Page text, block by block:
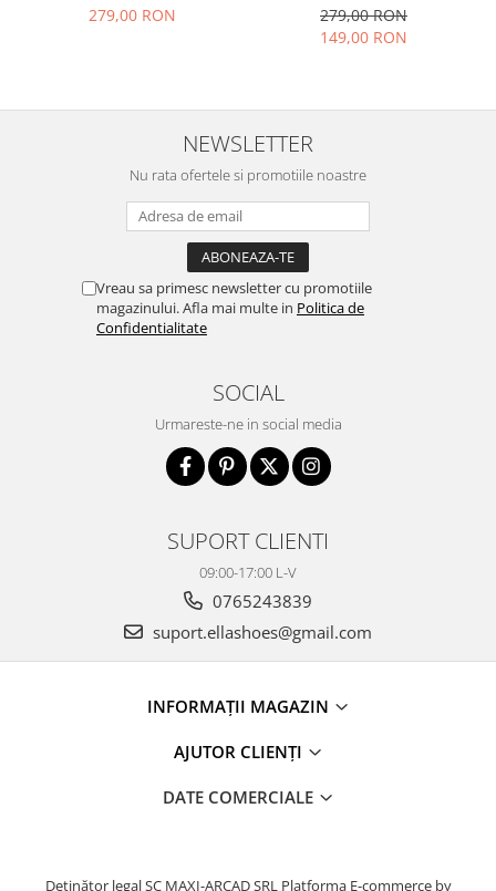
279,00 RON
279,00 RON
149,00 RON
NEWSLETTER
Nu rata ofertele si promotiile noastre
Vreau sa primesc newsletter cu promotiile
magazinului. Afla mai multe in Politica de
Confidentialitate
SOCIAL
Urmareste-ne in social media
SUPORT CLIENTI
09:00-17:00 L-V
0765243839
suport.ellashoes@gmail.com
INFORMAȚII MAGAZIN
AJUTOR CLIENȚI
DATE COMERCIALE
Deținător legal SC MAXI-ARCAD SRL Platforma E-commerce by